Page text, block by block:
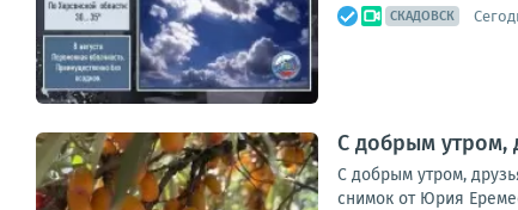
СКАДОВСК
С добрым утром,
С добрым утром,
снимок от Юрия